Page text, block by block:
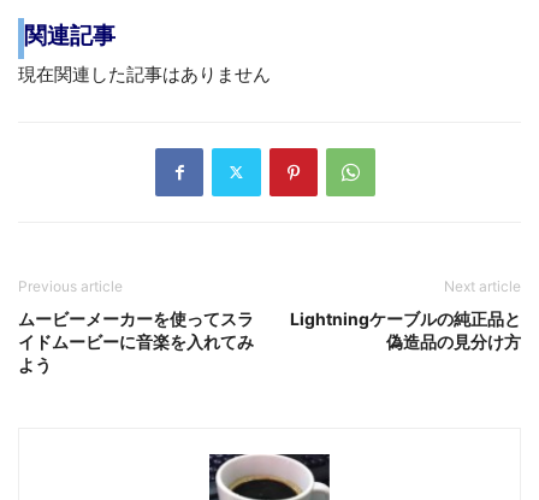
関連記事
現在関連した記事はありません
Previous article
ムービーメーカーを使ってスラ
イドムービーに音楽を入れてみ
よう
Next article
Lightningケーブルの純正品と
偽造品の見分け方